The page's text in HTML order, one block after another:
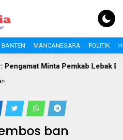
BANTEN MANCANEGARA POLITIK
Minta Pemkab Lebak
ban